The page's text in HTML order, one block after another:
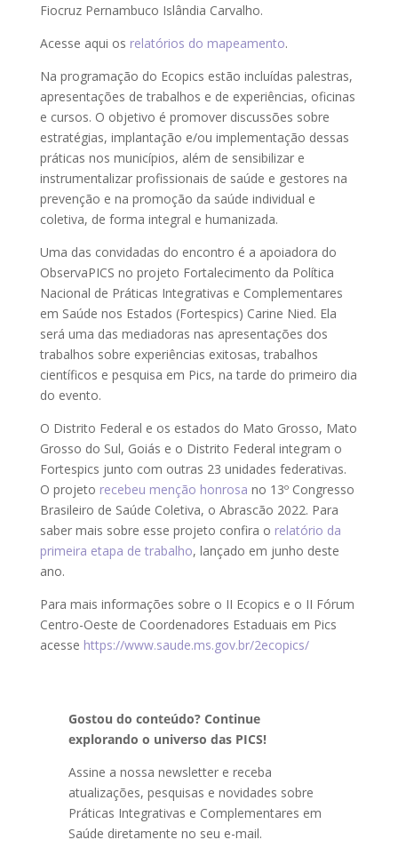
Fiocruz Pernambuco Islândia Carvalho.
Acesse aqui os relatórios do mapeamento.
Na programação do Ecopics estão incluídas palestras,
apresentações de trabalhos e de experiências, oficinas
e cursos. O objetivo é promover discussões sobre
estratégias, implantação e/ou implementação dessas
práticas nos municípios, além de sensibilizar e
instrumentalizar profissionais de saúde e gestores na
prevenção e na promoção da saúde individual e
coletiva, de forma integral e humanizada.
Uma das convidadas do encontro é a apoiadora do
ObservaPICS no projeto Fortalecimento da Política
Nacional de Práticas Integrativas e Complementares
em Saúde nos Estados (Fortespics) Carine Nied. Ela
será uma das mediadoras nas apresentações dos
trabalhos sobre experiências exitosas, trabalhos
científicos e pesquisa em Pics, na tarde do primeiro dia
do evento.
O Distrito Federal e os estados do Mato Grosso, Mato
Grosso do Sul, Goiás e o Distrito Federal integram o
Fortespics junto com outras 23 unidades federativas.
O projeto recebeu menção honrosa no 13º Congresso
Brasileiro de Saúde Coletiva, o Abrascão 2022. Para
saber mais sobre esse projeto confira o relatório da
primeira etapa de trabalho, lançado em junho deste
ano.
Para mais informações sobre o II Ecopics e o II Fórum
Centro-Oeste de Coordenadores Estaduais em Pics
acesse https://www.saude.ms.gov.br/2ecopics/
Gostou do conteúdo? Continue
explorando o universo das PICS!
Assine a nossa newsletter e receba
atualizações, pesquisas e novidades sobre
Práticas Integrativas e Complementares em
Saúde diretamente no seu e-mail.